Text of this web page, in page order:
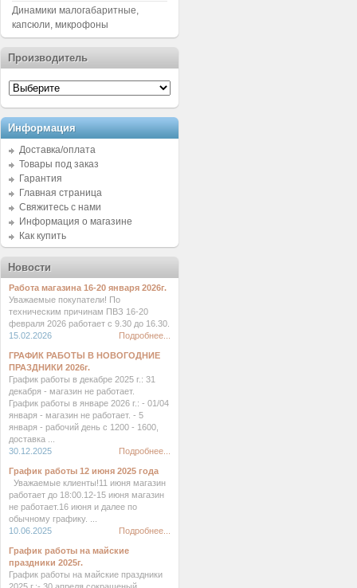
Динамики малогабаритные,
капсюли, микрофоны
Производитель
Информация
Доставка/оплата
Товары под заказ
Гарантия
Главная страница
Свяжитесь с нами
Информация о магазине
Как купить
Новости
Работа магазина 16-20 января 2026г.
Уважаемые покупатели! По
техническим причинам ПВЗ 16-20
февраля 2026 работает с 9.30 до 16.30.
15.02.2026
Подробнее...
ГРАФИК РАБОТЫ В НОВОГОДНИЕ
ПРАЗДНИКИ 2026г.
График работы в декабре 2025 г.: 31
декабря - магазин не работает.
График работы в январе 2026 г.: - 01/04
января - магазин не работает. - 5
января - рабочий день с 1200 - 1600,
доставка ...
30.12.2025
Подробнее...
График работы 12 июня 2025 года
Уважаемые клиенты!11 июня магазин
работает до 18:00.12-15 июня магазин
не работает.16 июня и далее по
обычному графику. ...
10.06.2025
Подробнее...
График работы на майские
праздники 2025г.
График работы на майские праздники